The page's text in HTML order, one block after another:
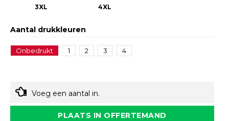
3XL
4XL
Aantal drukkleuren
Onbedrukt 1 2 3 4
Voeg een aantal in.
PLAATS IN OFFERTEMAND